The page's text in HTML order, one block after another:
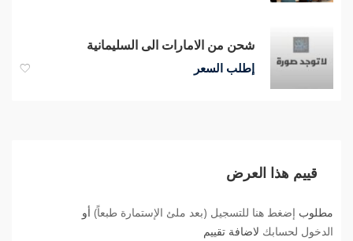
شحن من الامارات الى السليمانية
إطلب السعر
قييم هذا العرض
مطلوب إضغط هنا للتسجيل (بعد ملئ الإستمارة طبعاً) أو
الدخول لحسابك لاضافة تقييم